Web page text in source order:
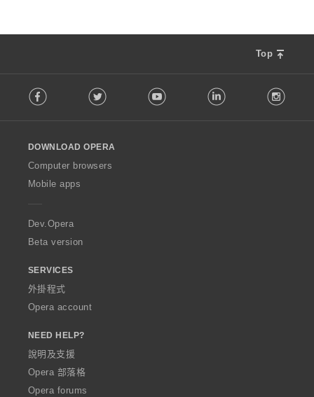
Top
o
w
O
p
a
Facebook Twitter Youtube LinkedIn
DOWNLOAD OPERA
Computer browsers
Mobile apps
Dev.Opera
Beta version
SERVICES
外掛程式
Opera account
NEED HELP?
說明及支援
Opera 部落格
Opera forums